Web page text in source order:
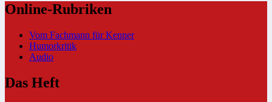
Online-Rubriken
Vom Fachmann für Kenner
Humorkritik
Audio
Das Heft